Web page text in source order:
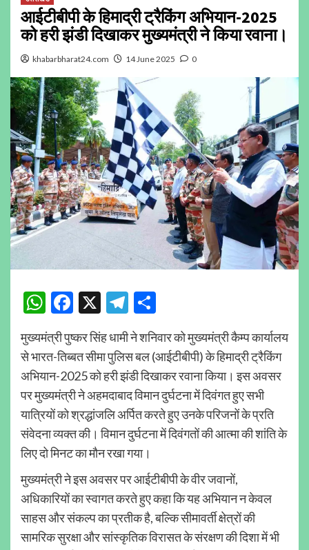
आईटीबीपी के हिमाद्री ट्रैकिंग अभियान-2025
को हरी झंडी दिखाकर मुख्यमंत्री ने किया रवाना।
khabarbharat24.com 14 June 2025 0
WhatsApp
Facebook
X Telegram
मुख्यमंत्री पुष्कर सिंह धामी ने शनिवार को मुख्यमंत्री कैम्प कार्यालय
से भारत-तिब्बत सीमा पुलिस बल (आईटीबीपी) के हिमाद्री ट्रैकिंग
अभियान-2025 को हरी झंडी दिखाकर रवाना किया। इस अवसर
पर मुख्यमंत्री ने अहमदाबाद विमान दुर्घटना में दिवंगत हुए सभी
यात्रियों को श्रद्धांजलि अर्पित करते हुए उनके परिजनों के प्रति
संवेदना व्यक्त की। विमान दुर्घटना में दिवंगतों की आत्मा की शांति के
लिए दो मिनट का मौन रखा गया।
मुख्यमंत्री ने इस अवसर पर आईटीबीपी के वीर जवानों,
अधिकारियों का स्वागत करते हुए कहा कि यह अभियान न केवल
साहस और संकल्प का प्रतीक है, बल्कि सीमावर्ती क्षेत्रों की
सामरिक सुरक्षा और सांस्कृतिक विरासत के संरक्षण की दिशा में भी